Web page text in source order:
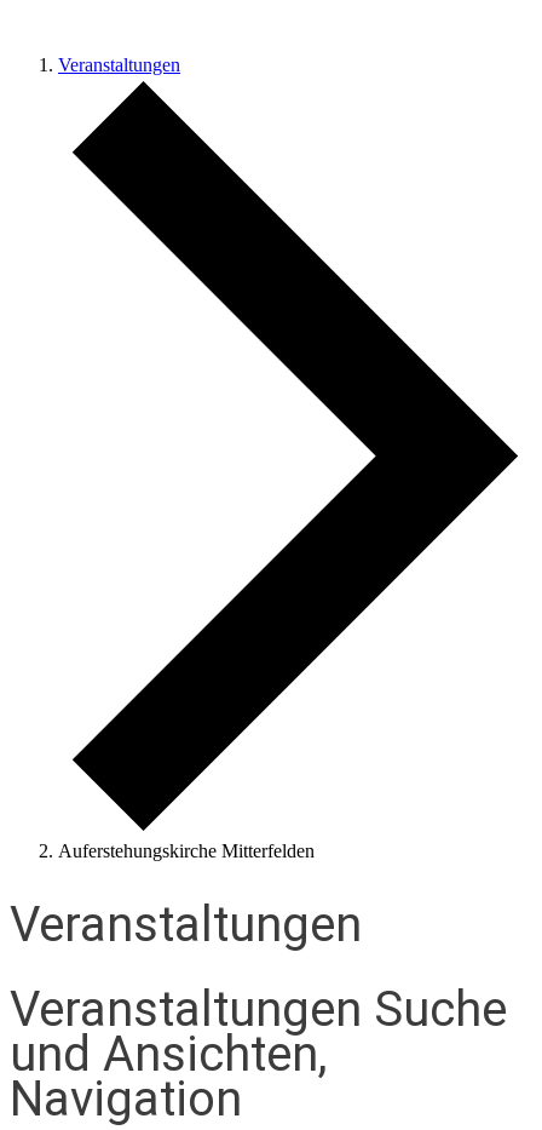
Veranstaltungen
Auferstehungskirche Mitterfelden
Veranstaltungen
Veranstaltungen Suche
und Ansichten,
Navigation